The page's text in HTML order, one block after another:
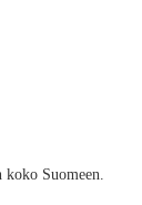
Suomeen.